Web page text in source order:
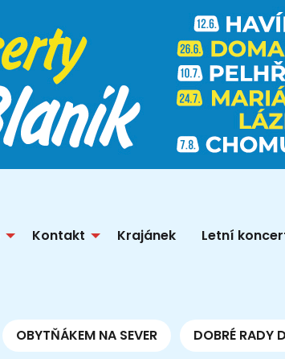
Kontakt Krajánek Letní
OBYTŇÁKEM NA SEVER DOBRÉ RADY